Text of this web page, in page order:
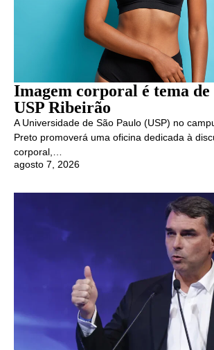
Imagem corporal é tema
USP Ribeirão
A Universidade de São Paulo (USP) no
Preto promoverá uma oficina dedicada à
corporal,…
agosto 7, 2026